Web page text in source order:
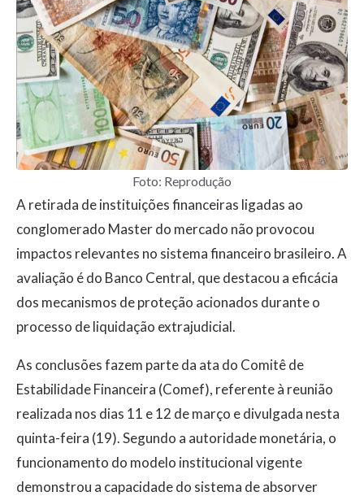
Foto: Reprodução
A retirada de instituições financeiras ligadas ao
conglomerado Master do mercado não provocou
impactos relevantes no sistema financeiro brasileiro. A
avaliação é do Banco Central, que destacou a eficácia
dos mecanismos de proteção acionados durante o
processo de liquidação extrajudicial.
As conclusões fazem parte da ata do Comitê de
Estabilidade Financeira (Comef), referente à reunião
realizada nos dias 11 e 12 de março e divulgada nesta
quinta-feira (19). Segundo a autoridade monetária, o
funcionamento do modelo institucional vigente
demonstrou a capacidade do sistema de absorver